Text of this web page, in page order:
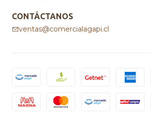
CONTÁCTANOS
ventas@comercialagapi.cl